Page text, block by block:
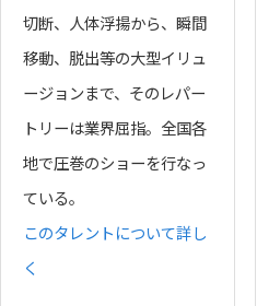
切断、人体浮揚から、瞬間
移動、脱出等の大型イリュ
ージョンまで、そのレパー
トリーは業界屈指。全国各
地で圧巻のショーを行なっ
ている。
このタレントについて詳し
く